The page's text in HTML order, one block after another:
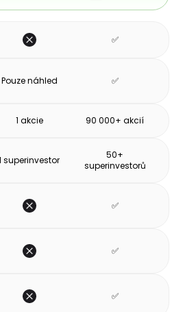
✅
Pouze náhled ✅
1 akcie 90 000+ akcií
superinvestor
50+
superinvestorů
✅
✅
✅